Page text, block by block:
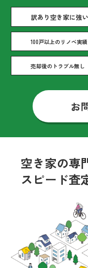
訳あり空き家に強い
100戸以上のリノベ実績
売却後のトラブル無し
お
空き家の専
スピード査